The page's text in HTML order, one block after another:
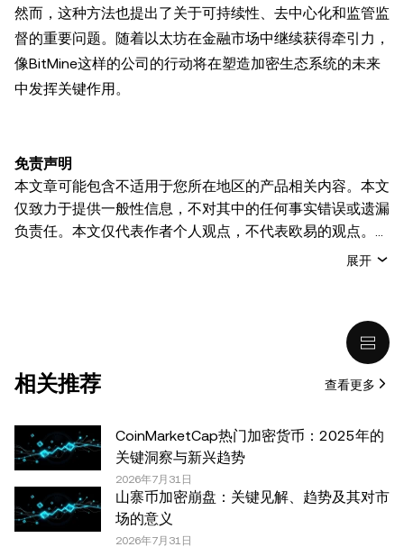
然而，这种方法也提出了关于可持续性、去中心化和监管监
督的重要问题。随着以太坊在金融市场中继续获得牵引力，
像BitMine这样的公司的行动将在塑造加密生态系统的未来
中发挥关键作用。
免责声明
本文章可能包含不适用于您所在地区的产品相关内容。本文
仅致力于提供一般性信息，不对其中的任何事实错误或遗漏
负责任。本文仅代表作者个人观点，不代表欧易的观点。
本文无意提供以下任何建议，包括但不限于：(i) 投资建议
(包括稳定币) 涉及高风险，可能会大幅波动，甚至变得毫无
价值。您应根据自己的财务状况仔细考虑交易或持有数字资
产是否适合您。有关您具体情况的问题，请咨询您的法律/
税务/投资专业人士。本文中出现的信息 (包括市场数据和统
数据和图表时已采取了所有合理的谨慎措施，但对于此处表
达的任何事实错误或遗漏，我们不承担任何责任。 © 2025
OKX。本文可以全文复制或分发，也可以使用本文 100 字
或更少的摘录，前提是此类使用是非商业性的。整篇文章的
任何复制或分发亦必须突出说明：“本文版权所有 © 2025
展开
相关推荐 查看更多
CoinMarketCap热门加密货币：2025年的
关键洞察与新兴趋势
2026年7月31日
山寨币加密崩盘：关键见解、趋势及其对市
场的意义
2026年7月31日